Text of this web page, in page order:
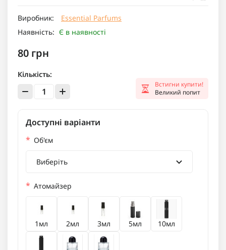
Виробник:
Essential Parfums
Наявність: Є в наявності
80 грн
Кількість:
Встигни купити!
Великий попит
Доступні варіанти
* Об'єм
Виберіть
* Атомайзер
1мл 2мл 3мл 5мл 10мл